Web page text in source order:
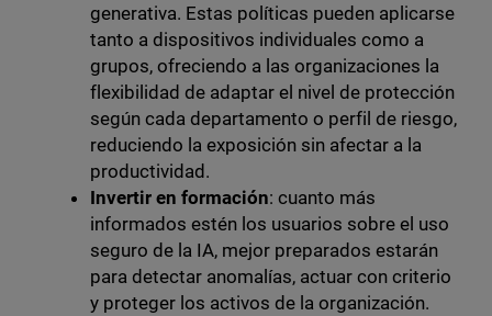
generativa. Estas políticas pueden aplicarse
tanto a dispositivos individuales como a
grupos, ofreciendo a las organizaciones la
flexibilidad de adaptar el nivel de protección
según cada departamento o perfil de riesgo,
reduciendo la exposición sin afectar a la
productividad.
Invertir en formación: cuanto más
informados estén los usuarios sobre el uso
seguro de la IA, mejor preparados estarán
para detectar anomalías, actuar con criterio
y proteger los activos de la organización.